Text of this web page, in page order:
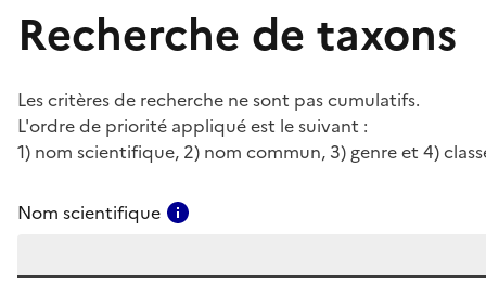
Recherche de taxons
Les critères de recherche ne sont pas cumulatifs.
L'ordre de priorité appliqué est le suivant :
1) nom scientifique, 2) nom commun, 3) genre et 4)
Nom scientifique